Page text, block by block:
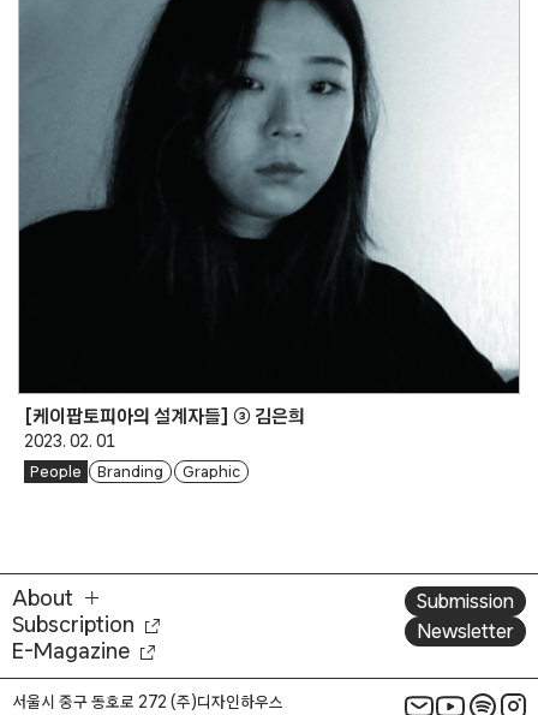
[케이팝토피아의 설계자들] ③ 김은희
2023. 02. 01
People Branding Graphic
About
Subscription
E-Magazine
Submission
Newsletter
서울시 중구 동호로 272 (주)디자인하우스